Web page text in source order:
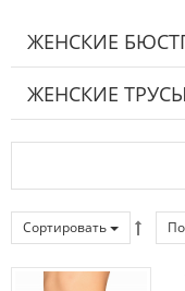
ЖЕНСКИЕ
ЖЕНСКИЕ ТРУСЫ
Сортировать